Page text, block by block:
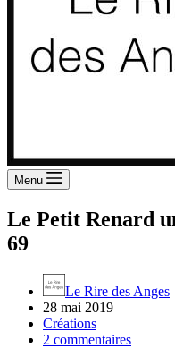
Menu
Le Petit Renard
69
Le Rire des Anges
28 mai 2019
Créations
2 commentaires